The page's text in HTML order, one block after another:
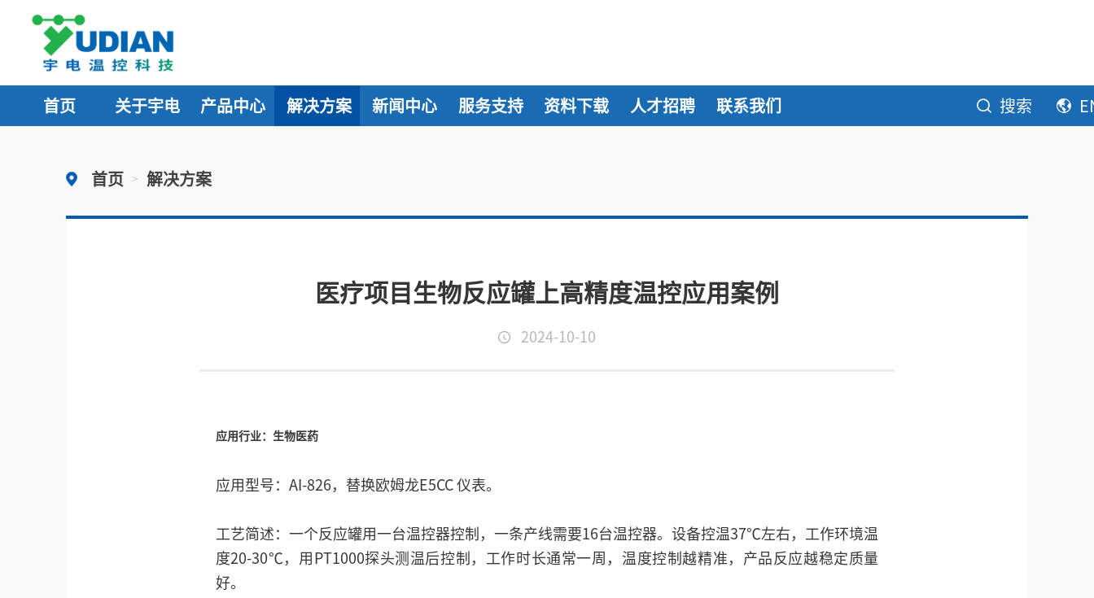
首页 关于宇电 产品中心 解决方案 新闻中心 服务支持 资料下载 人才招聘 联系我们 搜索
首页 > 解决方案
医疗项目生物反应罐上高精度温控应用案例
2024-10-10
应用行业：生物医药
应用型号：AI-826，替换欧姆龙E5CC 仪表。
工艺简述：一个反应罐用一台温控器控制，一条产线需要16台温控器。设备控温37℃左右，工作环境温
度20-30℃，用PT1000探头测温后控制，工作时长通常一周，温度控制越精准，产品反应越稳定质量
好。